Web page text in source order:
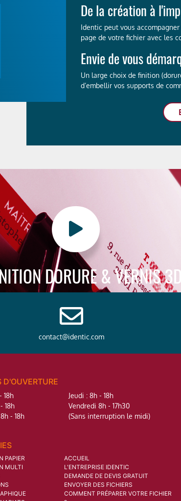
De la création à
Identic peut vous
page de votre fichier avec les
Envie de vous
Un large choix de finition
d’embellir vos supports de
DORURE & VERNIS 3D
contact@identic.com
D'OUVERTURE
18h
18h
- 18h
Jeudi : 8h - 18h
Vendredi 8h - 17h30
(Sans interruption le midi)
PAPIER
MULTI
ACCUEIL
L'ENTREPRISE IDENTIC
DEMANDE DE DEVIS GRATUIT
ENVOYER DES FICHIERS
COMMENT PRÉPARER VOTRE FICHIER